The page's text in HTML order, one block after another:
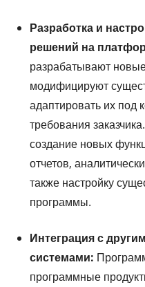
Разработка и
решений на
разрабатывают
модифицируют
адаптировать их под
требования
создание новых
отчетов,
также настройку
программы.
Интеграция с
системами:
программные